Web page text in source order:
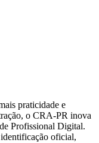
praticidade e
o CRA-PR inova
Profissional Digital.
oficial,